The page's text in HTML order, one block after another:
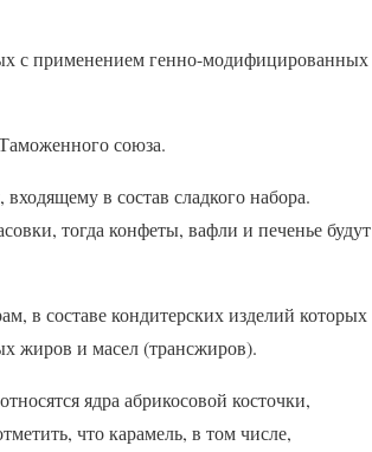
с применением генно-модифицированных
союза.
в состав сладкого набора.
тогда конфеты, вафли и печенье будут
в составе кондитерских изделий которых
жиров и масел (трансжиров).
ядра абрикосовой косточки,
что карамель, в том числе,